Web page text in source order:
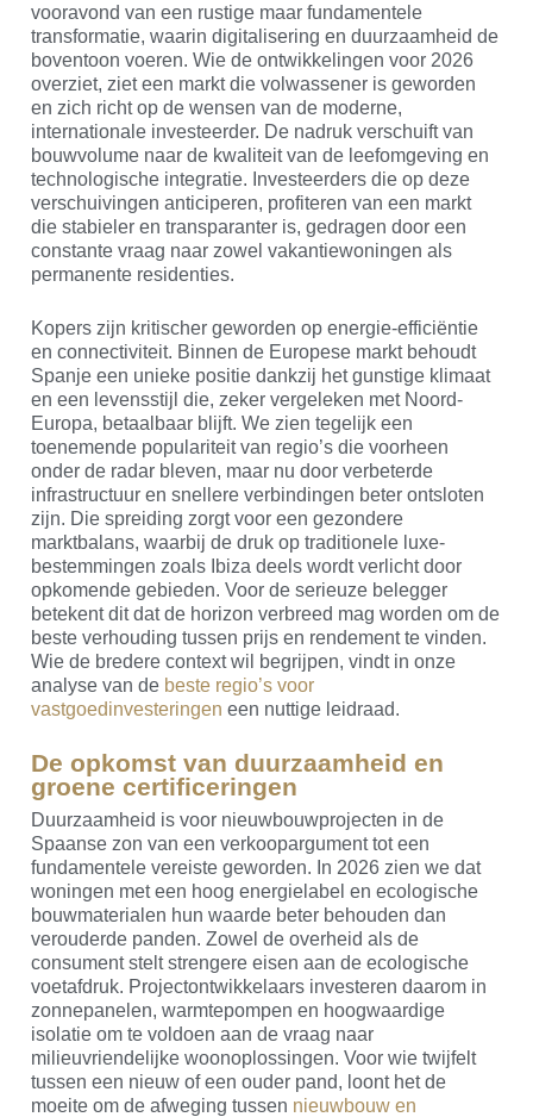
vooravond van een rustige maar fundamentele
transformatie, waarin digitalisering en duurzaamheid de
boventoon voeren. Wie de ontwikkelingen voor 2026
overziet, ziet een markt die volwassener is geworden
en zich richt op de wensen van de moderne,
internationale investeerder. De nadruk verschuift van
bouwvolume naar de kwaliteit van de leefomgeving en
technologische integratie. Investeerders die op deze
verschuivingen anticiperen, profiteren van een markt
die stabieler en transparanter is, gedragen door een
constante vraag naar zowel vakantiewoningen als
permanente residenties.
Kopers zijn kritischer geworden op energie-efficiëntie
en connectiviteit. Binnen de Europese markt behoudt
Spanje een unieke positie dankzij het gunstige klimaat
en een levensstijl die, zeker vergeleken met Noord-
Europa, betaalbaar blijft. We zien tegelijk een
toenemende populariteit van regio’s die voorheen
onder de radar bleven, maar nu door verbeterde
infrastructuur en snellere verbindingen beter ontsloten
zijn. Die spreiding zorgt voor een gezondere
marktbalans, waarbij de druk op traditionele luxe-
bestemmingen zoals Ibiza deels wordt verlicht door
opkomende gebieden. Voor de serieuze belegger
betekent dit dat de horizon verbreed mag worden om de
beste verhouding tussen prijs en rendement te vinden.
Wie de bredere context wil begrijpen, vindt in onze
analyse van de beste regio’s voor
vastgoedinvesteringen een nuttige leidraad.
De opkomst van duurzaamheid en
groene certificeringen
Duurzaamheid is voor nieuwbouwprojecten in de
Spaanse zon van een verkoopargument tot een
fundamentele vereiste geworden. In 2026 zien we dat
woningen met een hoog energielabel en ecologische
bouwmaterialen hun waarde beter behouden dan
verouderde panden. Zowel de overheid als de
consument stelt strengere eisen aan de ecologische
voetafdruk. Projectontwikkelaars investeren daarom in
zonnepanelen, warmtepompen en hoogwaardige
isolatie om te voldoen aan de vraag naar
milieuvriendelijke woonoplossingen. Voor wie twijfelt
tussen een nieuw of een ouder pand, loont het de
moeite om de afweging tussen nieuwbouw en